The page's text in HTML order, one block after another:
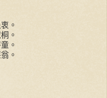
。
。
。
。